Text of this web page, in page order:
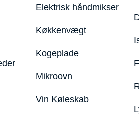
Elektrisk håndmikser
Køkkenvægt
Kogeplade
Mikroovn
Vin Køleskab